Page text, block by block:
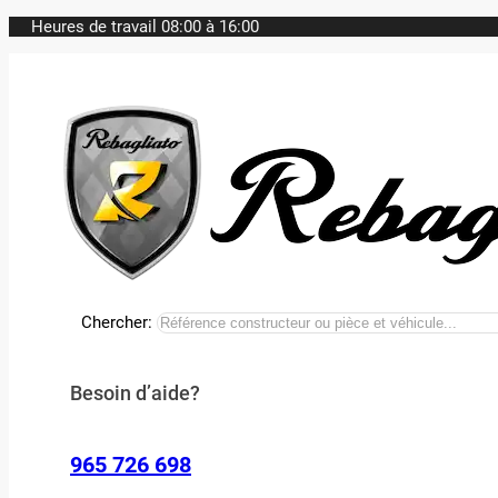
Heures de travail 08:00 à 16:00
Chercher:
Besoin d’aide?
965 726 698